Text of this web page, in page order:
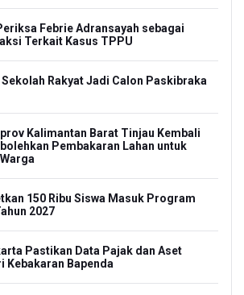
Febrie Adransayah sebagai
Terkait Kasus TPPU
Sekolah Rakyat Jadi Calon Paskibraka
Kalimantan Barat Tinjau Kembali
Pembakaran Lahan untuk
150 Ribu Siswa Masuk Program
2027
Pastikan Data Pajak dan Aset
Kebakaran Bapenda